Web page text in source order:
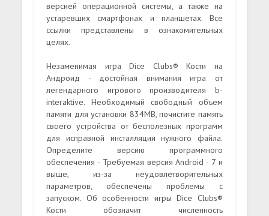
версией операционной системы, а также на
устаревших смартфонах и планшетах. Все
ссылки представлены в ознакомительных
целях.
Незаменимая игра Dice Clubs® Кости на
Андроид - достойная внимания игра от
легендарного игрового производителя b-
interaktive. Необходимый свободный объем
памяти для установки 834MB, почистите память
своего устройства от бесполезных программ
для исправной инсталляции нужного файла.
Определите версию программного
обеспечения - Требуемая версия Android - 7 и
выше, из-за неудовлетворительных
параметров, обеспечены проблемы с
запуском. Об особенности игры Dice Clubs®
Кости обозначит численность